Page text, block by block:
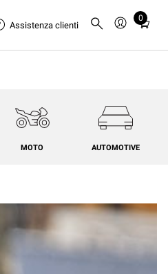
Assistenza clienti
0
Total
in
MOTO AUTOMOTIVE